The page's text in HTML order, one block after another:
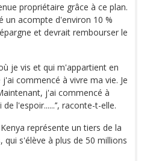
propriétaire grâce à ce plan.
un acompte d'environ 10 %
et devrait rembourser le
je vis et qui m'appartient en
commencé à vivre ma vie. Je
j'ai commencé à
l'espoir......’’, raconte-t-elle.
représente un tiers de la
s'élève à plus de 50 millions